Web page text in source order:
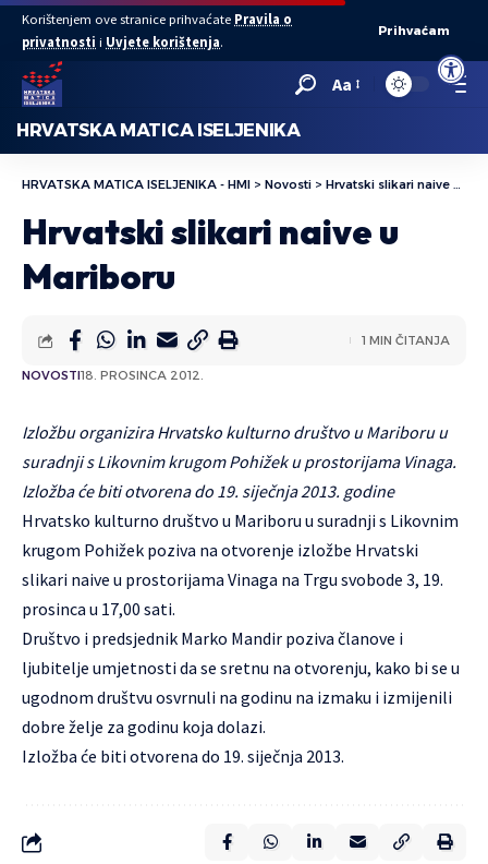
Open
Korištenjem ove stranice prihvaćate Pravila o
privatnosti i Uvjete korištenja.
Prihvaćam
Aa
HRVATSKA MATICA ISELJENIKA
HRVATSKA MATICA ISELJENIKA - HMI > Novosti > Hrvatski slikari naive u Mariboru
Hrvatski slikari naive u
Mariboru
NOVOSTI18. PROSINCA 2012.
1 MIN ČITANJA
Izložbu organizira Hrvatsko kulturno društvo u Mariboru u
suradnji s Likovnim krugom Pohižek u prostorijama Vinaga.
Izložba će biti otvorena do 19. siječnja 2013. godine
Hrvatsko kulturno društvo u Mariboru u suradnji s Likovnim
krugom Pohižek poziva na otvorenje izložbe Hrvatski
slikari naive u prostorijama Vinaga na Trgu svobode 3, 19.
prosinca u 17,00 sati.
Društvo i predsjednik Marko Mandir poziva članove i
ljubitelje umjetnosti da se sretnu na otvorenju, kako bi se u
ugodnom društvu osvrnuli na godinu na izmaku i izmijenili
dobre želje za godinu koja dolazi.
Izložba će biti otvorena do 19. siječnja 2013.